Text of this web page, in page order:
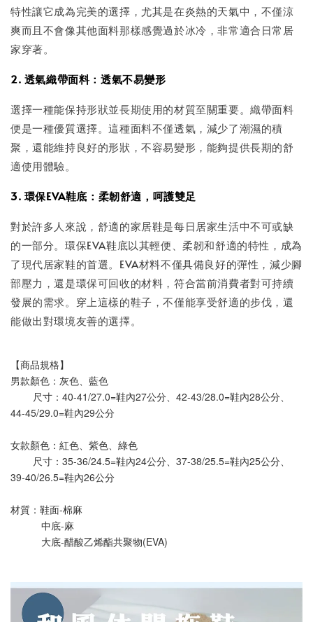
特性讓它成為完美的選擇，尤其是在炎熱的天氣中，不僅涼
爽而且不會像其他面料那樣感覺過於冰冷，非常適合日常居
家穿著。
2. 透氣織帶面料：透氣不易變形
選擇一種能保持形狀並長期使用的材質至關重要。織帶面料
便是一種優質選擇。這種面料不僅透氣，減少了潮濕的積
聚，還能維持良好的形狀，不容易變形，能夠提供長期的舒
適使用體驗。
3. 環保EVA鞋底：柔韌舒適，呵護雙足
對於許多人來說，舒適的家居鞋是每日居家生活中不可或缺
的一部分。環保EVA鞋底以其輕便、柔韌和舒適的特性，成為
了現代居家鞋的首選。EVA材料不僅具備良好的彈性，減少腳
部壓力，還是環保可回收的材料，符合當前消費者對可持續
發展的需求。穿上這樣的鞋子，不僅能享受舒適的步伐，還
能做出對環境友善的選擇。
【商品規格】
男款顏色：灰色、藍色
尺寸：40-41/27.0=鞋內27公分、42-43/28.0=鞋內28公分、
44-45/29.0=鞋內29公分
女款顏色：紅色、紫色、綠色
尺寸：35-36/24.5=鞋內24公分、37-38/25.5=鞋內25公分、
39-40/26.5=鞋內26公分
材質：鞋面-棉麻
中底-麻
大底-醋酸乙烯酯共聚物(EVA)